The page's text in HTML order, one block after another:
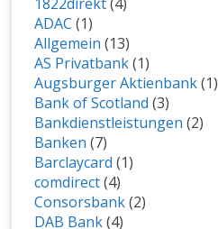
ADAC (1)
Allgemein (13)
AS Privatbank(1)
Augsburger Aktienbank(1)
Bank of Scotland (3)
Bankdienstleistungen (2)
Banken (7)
Barclaycard (1)
comdirect(4)
Consorsbank(2)
DAB Bank(4)